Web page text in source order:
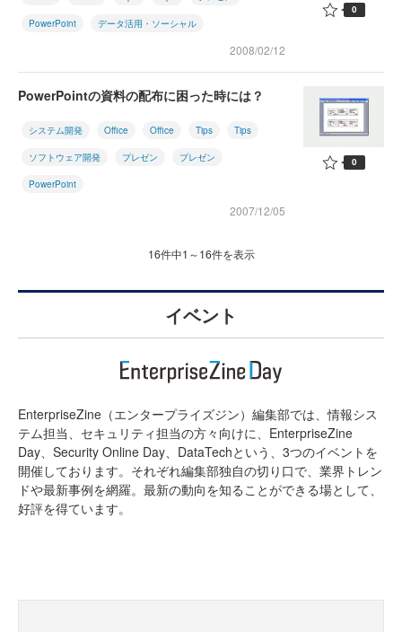
PowerPoint データ活用・ソーシャル
2008/02/12
0
PowerPointの資料の配布に困った時には？
システム開発 Office Office Tips Tips
ソフトウェア開発 プレゼン プレゼン
PowerPoint
2007/12/05
0
16件中1～16件を表示
イベント
EnterpriseZine（エンタープライズジン）編集部では、情報シス
テム担当、セキュリティ担当の方々向けに、EnterpriseZine
Day、Security Online Day、DataTechという、3つのイベントを
開催しております。それぞれ編集部独自の切り口で、業界トレン
ドや最新事例を網羅。最新の動向を知ることができる場として、
好評を得ています。